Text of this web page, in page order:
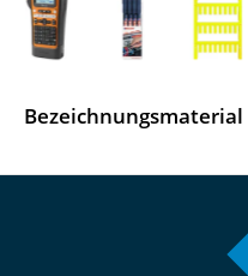
Bezeichnungsmaterial